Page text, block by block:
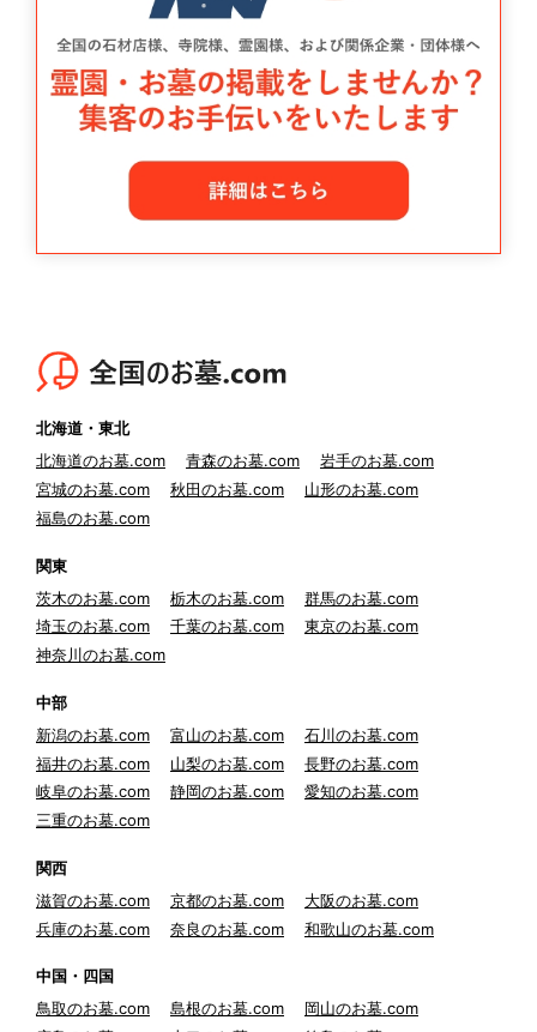
北海道・東北
北海道のお墓.com
青森のお墓.com
岩手のお墓.com
宮城のお墓.com
秋田のお墓.com
山形のお墓.com
福島のお墓.com
関東
茨木のお墓.com
栃木のお墓.com
群馬のお墓.com
埼玉のお墓.com
千葉のお墓.com
東京のお墓.com
神奈川のお墓.com
中部
新潟のお墓.com
富山のお墓.com
石川のお墓.com
福井のお墓.com
山梨のお墓.com
長野のお墓.com
岐阜のお墓.com
静岡のお墓.com
愛知のお墓.com
三重のお墓.com
関西
滋賀のお墓.com
京都のお墓.com
大阪のお墓.com
兵庫のお墓.com
奈良のお墓.com 和歌山のお墓.com
中国・四国
鳥取のお墓.com
島根のお墓.com
岡山のお墓.com